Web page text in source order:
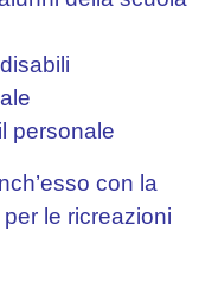
personale
con la
le ricreazioni